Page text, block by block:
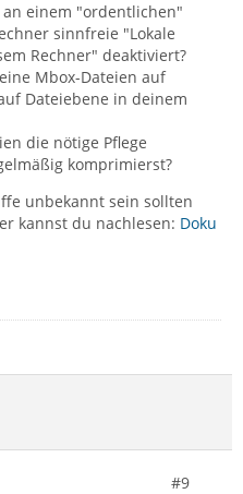
einem "ordentlichen"
sinnfreie "Lokale
Rechner" deaktiviert?
Mbox-Dateien auf
Dateiebene in deinem
die nötige Pflege
komprimierst?
unbekannt sein sollten
kannst du nachlesen: Doku
#9